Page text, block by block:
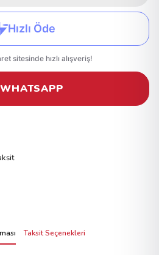
WHATSAPP
Taksit Seçenekleri